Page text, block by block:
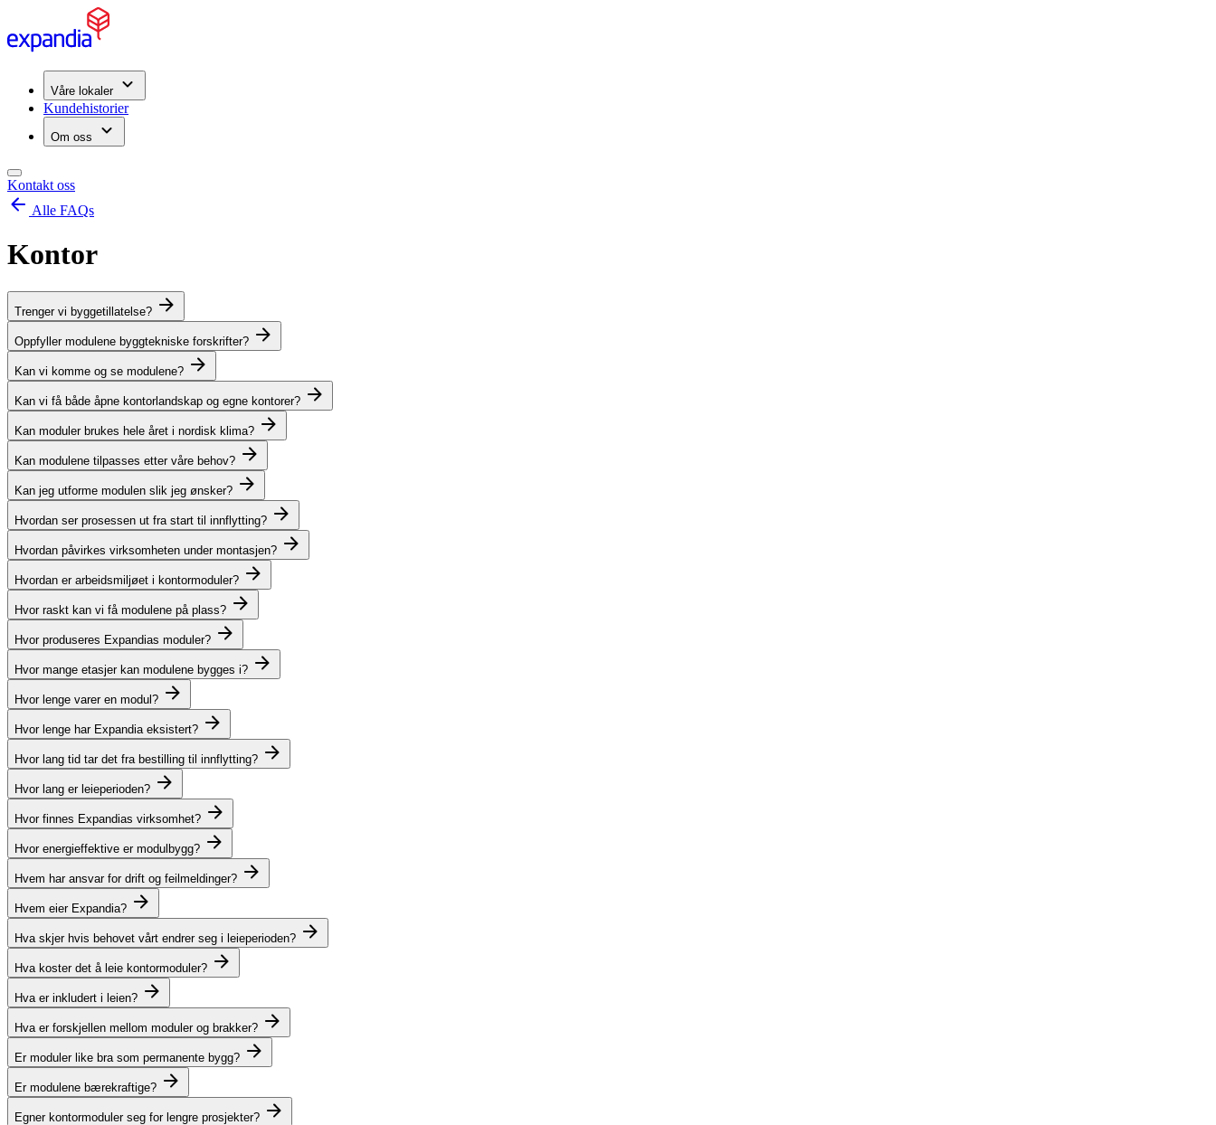
Våre lokaler
Kundehistorier
Om oss
Kontakt oss
Alle FAQs
Kontor
Trenger vi byggetillatelse?
Oppfyller modulene byggtekniske forskrifter?
Kan vi komme og se modulene?
Kan vi få både åpne kontorlandskap og egne kontorer?
Kan moduler brukes hele året i nordisk klima?
Kan modulene tilpasses etter våre behov?
Kan jeg utforme modulen slik jeg ønsker?
Hvordan ser prosessen ut fra start til innflytting?
Hvordan påvirkes virksomheten under montasjen?
Hvordan er arbeidsmiljøet i kontormoduler?
Hvor raskt kan vi få modulene på plass?
Hvor produseres Expandias moduler?
Hvor mange etasjer kan modulene bygges i?
Hvor lenge varer en modul?
Hvor lenge har Expandia eksistert?
Hvor lang tid tar det fra bestilling til innflytting?
Hvor lang er leieperioden?
Hvor finnes Expandias virksomhet?
Hvor energieffektive er modulbygg?
Hvem har ansvar for drift og feilmeldinger?
Hvem eier Expandia?
Hva skjer hvis behovet vårt endrer seg i leieperioden?
Hva koster det å leie kontormoduler?
Hva er inkludert i leien?
Hva er forskjellen mellom moduler og brakker?
Er moduler like bra som permanente bygg?
Er modulene bærekraftige?
Egner kontormoduler seg for lengre prosjekter?